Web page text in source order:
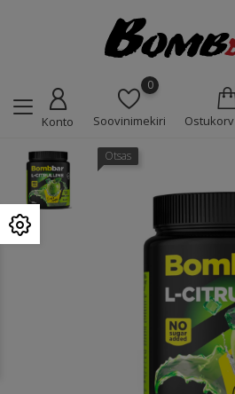
Konto
0
Soovinimekiri Ostukorv
Otsas